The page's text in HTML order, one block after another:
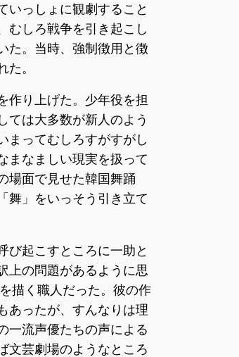
いっしょに観劇すること
むしろ戦争を引き起こし
た。当時、強制徴用と徴
。
作り上げた。少年役を担
ては大多数が新人のよう
まってむしろすがすがし
まなましい現実を扱って
場面で見せた韓国舞踊
舞」をいっそう引き立て
び起こすところに一助と
上の問題があるように思
描く職人だった。彼の作
あったが、すんなりは理
一流声優たちの声による
文芸劇場のようなところ